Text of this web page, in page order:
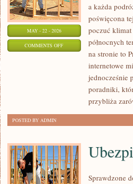
MAY - 22 - 2026
COMMENTS OFFON
a każda
poświęcona
poczuć
północnych
na stronie to
internetowe
jednocześnie
poradniki,
przybliża
POSTED BY ADMIN
Sprawdzone